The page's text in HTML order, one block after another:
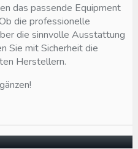
das passende Equipment
die professionelle
die sinnvolle Ausstattung
Sie mit Sicherheit die
Herstellern.